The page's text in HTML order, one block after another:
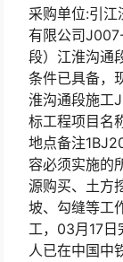
采购单位:引
有限公司
段）江淮沟通
条件已具备，
淮沟通段施工
标工程项目名
地点备注
容必须实施的
源购买、土方
坡、勾缝等工
工，03月17日
人已在中国中